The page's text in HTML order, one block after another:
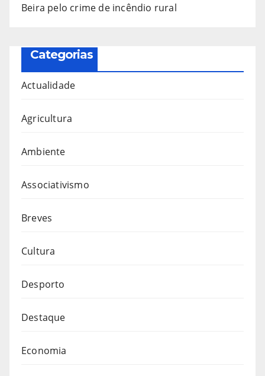
Beira pelo crime de incêndio rural
Categorias
Actualidade
Agricultura
Ambiente
Associativismo
Breves
Cultura
Desporto
Destaque
Economia